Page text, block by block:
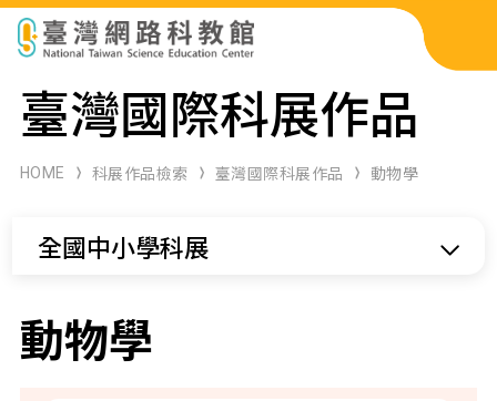
科展作品檢索
科學研習月刊
臺灣國際科展作品
HOME 科展作品檢索 臺灣國際科展作品 動物學
全國中小學科展
動物學